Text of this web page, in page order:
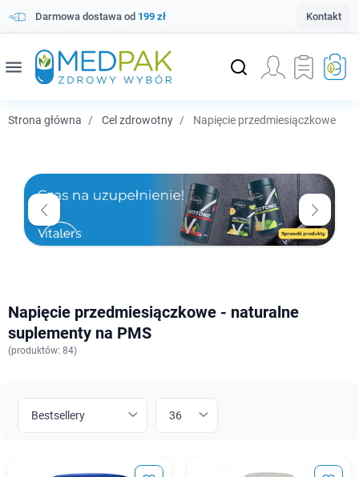
Darmowa dostawa od 199 zł Kontakt
menu
Strona główna Cel zdrowotny Napięcie przedmiesiączkowe
Napięcie przedmiesiączkowe - naturalne
suplementy na PMS
(produktów: 84)